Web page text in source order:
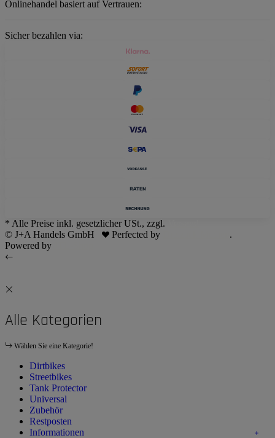
Onlinehandel basiert auf Vertrauen:
Sicher bezahlen via:
* Alle Preise inkl. gesetzlicher USt., zzgl.
© J+A Handels GmbH
Perfected by
.
Powered by
Alle Kategorien
Wählen Sie eine Kategorie!
Dirtbikes
Streetbikes
Tank Protector
Universal
Zubehör
Restposten
Informationen